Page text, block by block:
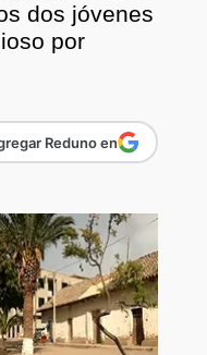
dos jóvenes
por
Reduno en